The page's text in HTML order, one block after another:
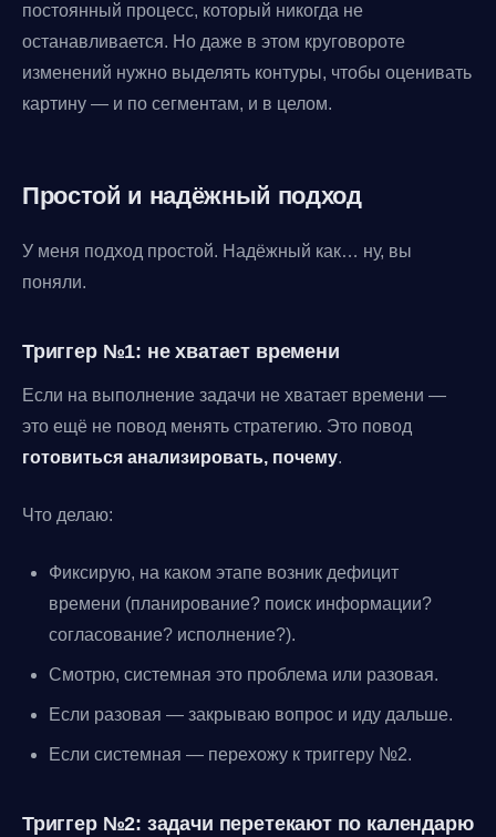
постоянный процесс, который никогда не
останавливается. Но даже в этом круговороте
изменений нужно выделять контуры, чтобы оценивать
картину — и по сегментам, и в целом.
Простой и надёжный подход
У меня подход простой. Надёжный как… ну, вы
поняли.
Триггер №1: не хватает времени
Если на выполнение задачи не хватает времени —
это ещё не повод менять стратегию. Это повод
готовиться анализировать, почему.
Что делаю:
Фиксирую, на каком этапе возник дефицит
времени (планирование? поиск информации?
согласование? исполнение?).
Смотрю, системная это проблема или разовая.
Если разовая — закрываю вопрос и иду дальше.
Если системная — перехожу к триггеру №2.
Триггер №2: задачи перетекают по календарю